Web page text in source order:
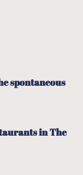
spontaneous
in The